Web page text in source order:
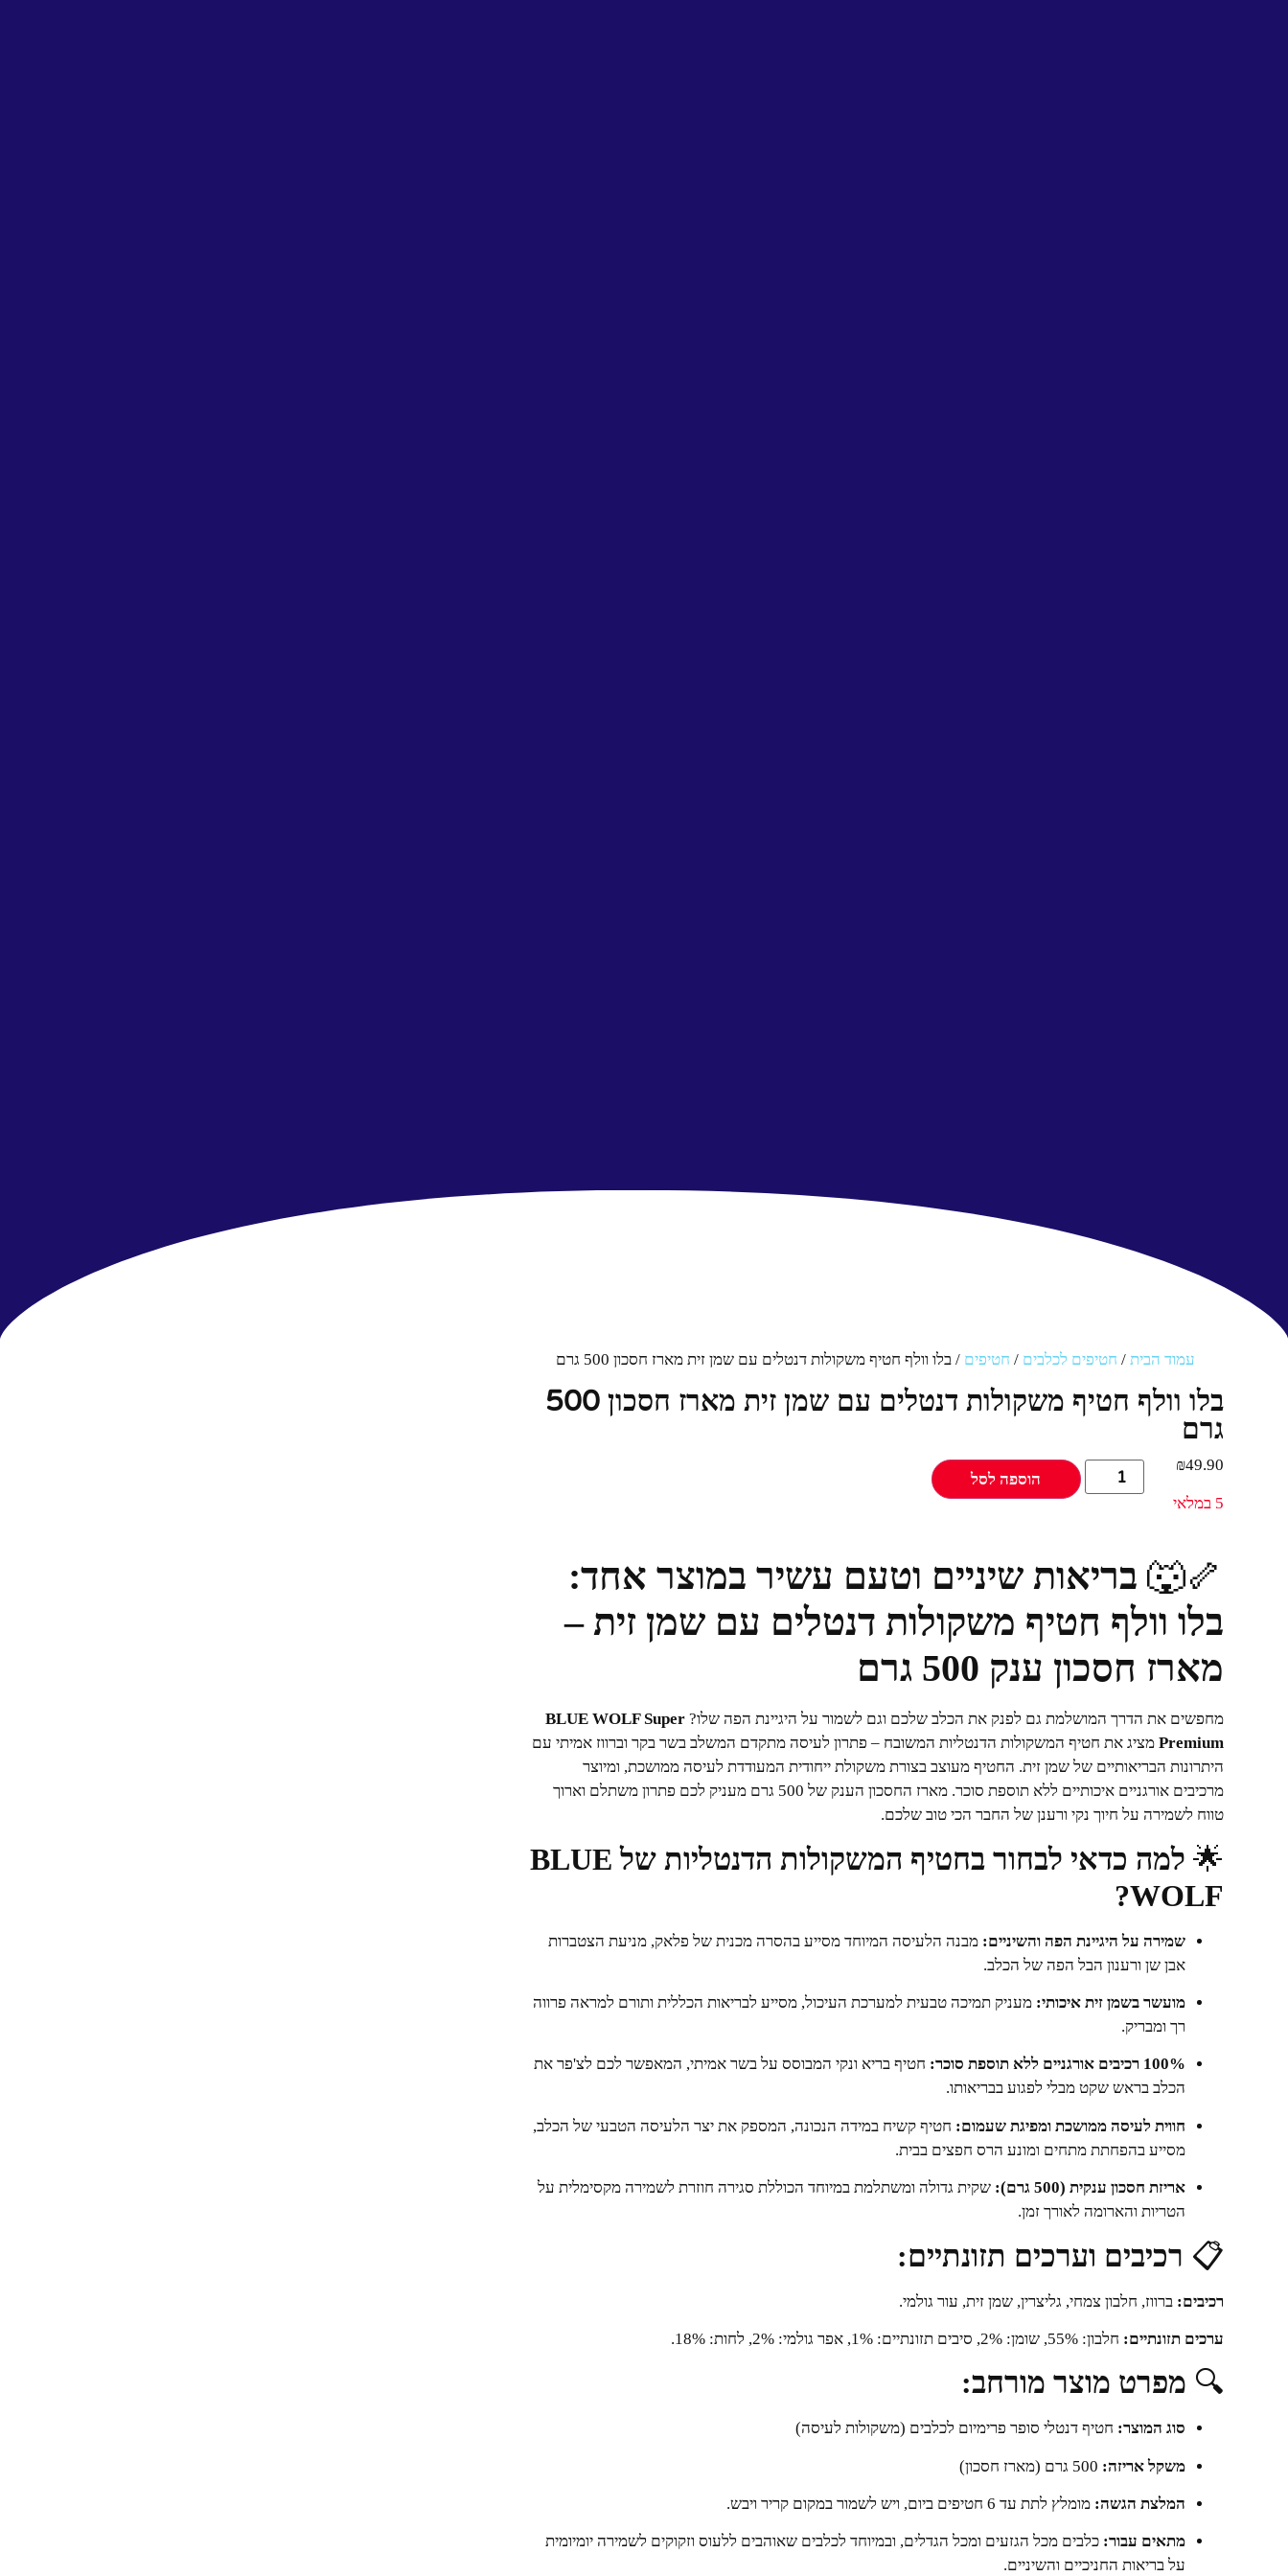
עמוד הבית/ חטיפים לכלבים / חטיפים / בלו וולף חטיף משקולות דנטלים עם שמן זית מארז חסכון 500 גרם
בלו וולף חטיף משקולות דנטלים עם שמן זית מארז חסכון 500
גרם
₪49.90
5 במלאי
הוספה לסל
🦴🐺 בריאות שיניים וטעם עשיר במוצר אחד:
בלו וולף חטיף משקולות דנטלים עם שמן זית –
מארז חסכון ענק 500 גרם
מחפשים את הדרך המושלמת גם לפנק את הכלב שלכם וגם לשמור על היגיינת הפה שלו?BLUE WOLF Super
Premium מציג את חטיף המשקולות הדנטליות המשובח – פתרון לעיסה מתקדם המשלב בשר בקר וברווז אמיתי עם
היתרונות הבריאותיים של שמן זית. החטיף מעוצב בצורת משקולת ייחודית המעודדת לעיסה ממושכת, ומיוצר
מרכיבים אורגניים איכותיים ללא תוספת סוכר. מארז החסכון הענק של 500 גרם מעניק לכם פתרון משתלם וארוך
טווח לשמירה על חיוך נקי ורענן של החבר הכי טוב שלכם.
🌟
למה כדאי לבחור בחטיף המשקולות הדנטליות של BLUE
WOLF?
שמירה על היגיינת הפה והשיניים: מבנה הלעיסה המיוחד מסייע בהסרה מכנית של פלאק, מניעת הצטברות
אבן שן ורענון הבל הפה של הכלב.
מועשר בשמן זית איכותי: מעניק תמיכה טבעית למערכת העיכול, מסייע לבריאות הכללית ותורם למראה פרווה
רך ומבריק.
100% רכיבים אורגניים ללא תוספת סוכר:
חטיף בריא ונקי המבוסס על בשר אמיתי, המאפשר לכם לצ'פר את
הכלב בראש שקט מבלי לפגוע בבריאותו.
חווית לעיסה ממושכת ומפיגת שעמום: חטיף קשיח במידה הנכונה, המספק את יצר הלעיסה הטבעי של הכלב,
מסייע בהפחתת מתחים ומונע הרס חפצים בבית.
אריזת חסכון ענקית (500 גרם):
שקית גדולה ומשתלמת במיוחד הכוללת סגירה חוזרת לשמירה מקסימלית על
הטריות והארומה לאורך זמן.
📋 רכיבים וערכים תזונתיים:
רכיבים: ברווז, חלבון צמחי, גליצרין, שמן זית, עור גולמי.
ערכים תזונתיים: חלבון: 55%, שומן: 2%, סיבים תזונתיים: 1%, אפר גולמי: 2%, לחות: 18%.
🔍 מפרט מוצר מורחב:
סוג המוצר: חטיף דנטלי סופר פרימיום לכלבים (משקולות לעיסה)
משקל אריזה:
המלצת הגשה: מומלץ לתת עד 6 חטיפים ביום, ויש לשמור במקום קריר ויבש.
מתאים עבור: כלבים מכל הגזעים ומכל הגדלים, ובמיוחד לכלבים שאוהבים ללעוס וזקוקים לשמירה יומיומית
על בריאות החניכיים והשיניים.